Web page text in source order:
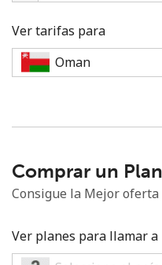
Mínimo 8 caracteres
Una letra mayúscula y
Un número
Ver tarifas para
Comprar un
Consigue la Mejor
Ver planes para llamar a